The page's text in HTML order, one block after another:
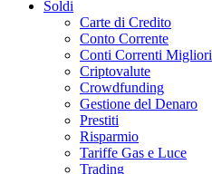
Soldi
Carte di Credito
Conto Corrente
Conti Correnti Migliori
Criptovalute
Crowdfunding
Gestione del Denaro
Prestiti
Risparmio
Tariffe Gas e Luce
Trading